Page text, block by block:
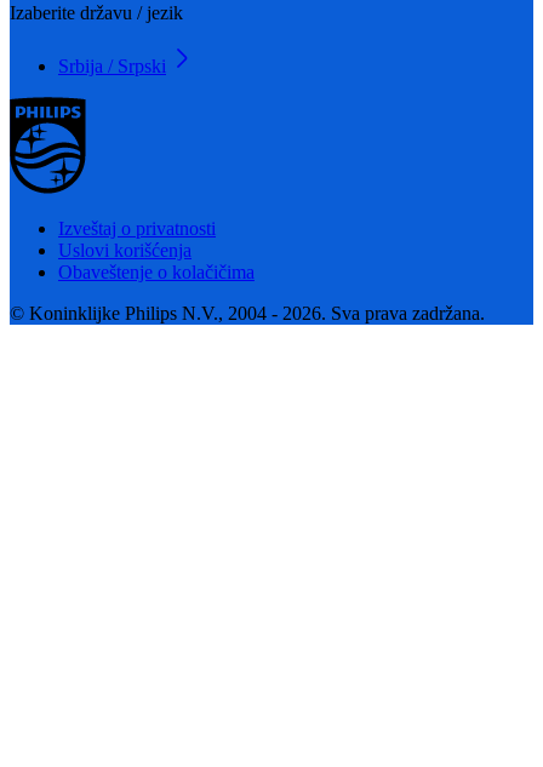
Izaberite državu / jezik
Srbija / Srpski
Izveštaj o privatnosti
Uslovi korišćenja
Obaveštenje o kolačičima
© Koninklijke Philips N.V., 2004 - 2026. Sva prava zadržana.